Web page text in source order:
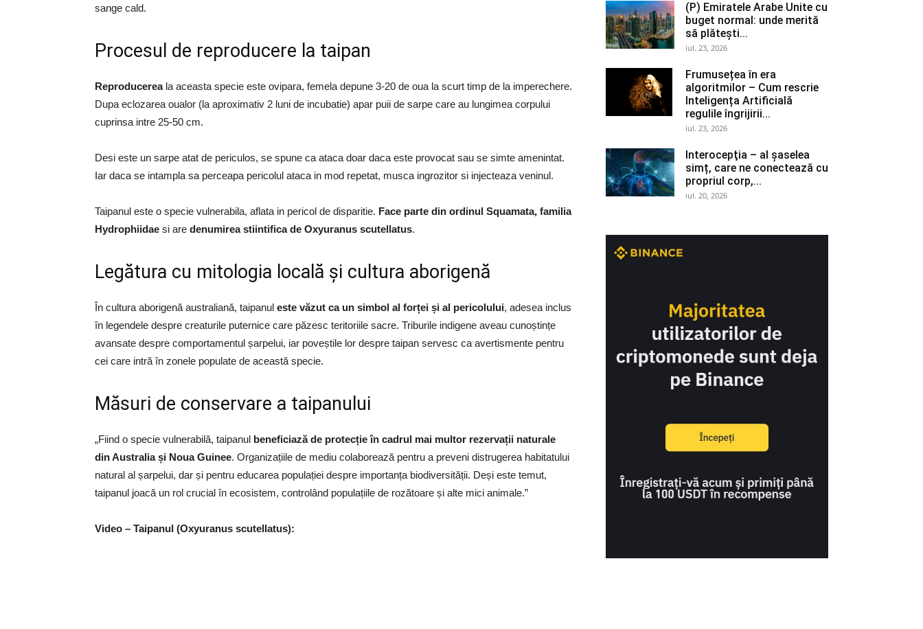
sange cald.
Procesul de reproducere la taipan
Reproducereala aceasta specie este ovipara, femela depune 3-20 de oua la scurt timp de la imperechere.
Dupa eclozarea oualor (la aproximativ 2 luni de incubatie) apar puii de sarpe care au lungimea corpului
cuprinsa intre 25-50 cm.
Desi este un sarpe atat de periculos, se spune ca ataca doar daca este provocat sau se simte amenintat.
Iar daca se intampla sa perceapa pericolul ataca in mod repetat, musca ingrozitor si injecteaza veninul.
Taipanul este o specie vulnerabila, aflata in pericol de disparitie. Face parte din ordinul Squamata, familia
Hydrophiidae si are denumirea stiintifica de Oxyuranus scutellatus.
Legătura cu mitologia locală și cultura aborigenă
În cultura aborigenă australiană, taipanul este văzut ca un simbol al forței și al pericolului, adesea inclus
în legendele despre creaturile puternice care păzesc teritoriile sacre. Triburile indigene aveau cunoștințe
avansate despre comportamentul șarpelui, iar poveștile lor despre taipan servesc ca avertismente pentru
cei care intră în zonele populate de această specie.
Măsuri de conservare a taipanului
„Fiind o specie vulnerabilă, taipanul beneficiază de protecție în cadrul mai multor rezervații naturale
din Australia și Noua Guinee. Organizațiile de mediu colaborează pentru a preveni distrugerea habitatului
natural al șarpelui, dar și pentru educarea populației despre importanța biodiversității. Deși este temut,
taipanul joacă un rol crucial în ecosistem, controlând populațiile de rozătoare și alte mici animale.”
Video – Taipanul (Oxyuranus scutellatus):
(P) Emiratele Arabe Unite cu
buget normal: unde merită
să plătești...
iul. 23, 2026
Frumusețea în era
algoritmilor – Cum rescrie
Inteligența Artificială
regulile îngrijirii...
iul. 23, 2026
Interocepţia – al șaselea
simț, care ne conectează cu
propriul corp,...
iul. 20, 2026